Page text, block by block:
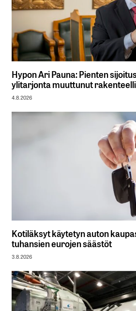
Hypon Ari Pauna: Pienten
ylitarjonta muuttunut
4.8.2026
Kotiläksyt käytetyn auton
tuhansien eurojen säästöt
3.8.2026